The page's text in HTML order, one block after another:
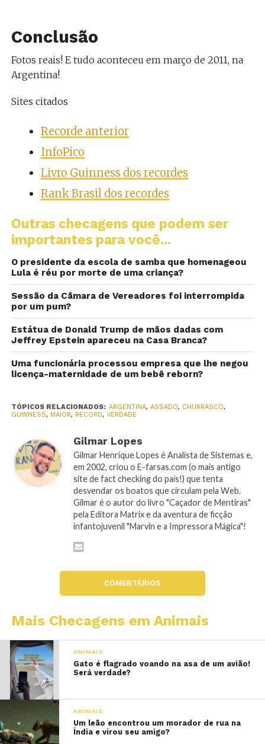
Conclusão
Fotos reais! E tudo aconteceu em março de 2011, na
Argentina!
Sites citados
Recorde anterior
InfoPico
Livro Guinness dos recordes
Rank Brasil dos recordes
Outras checagens que podem ser
importantes para você...
O presidente da escola de samba que homenageou
Lula é réu por morte de uma criança?
Sessão da Câmara de Vereadores foi interrompida
por um pum?
Estátua de Donald Trump de mãos dadas com
Jeffrey Epstein apareceu na Casa Branca?
Uma funcionária processou empresa que lhe negou
licença-maternidade de um bebê reborn?
TÓPICOS RELACIONADOS: ARGENTINA, ASSADO, CHURRASCO,
GUINNESS, MAIOR, RECORD, VERDADE
Gilmar Lopes
Gilmar Henrique Lopes é Analista de Sistemas e,
em 2002, criou o E-farsas.com (o mais antigo
site de fact checking do país!) que tenta
desvendar os boatos que circulam pela Web.
Gilmar é o autor do livro "Caçador de Mentiras"
pela Editora Matrix e da aventura de ficção
infantojuvenil "Marvin e a Impressora Mágica"!
COMENTÁRIOS
Mais Checagens em Animais
ANIMAIS
Gato é flagrado voando na asa de um avião!
Será verdade?
ANIMAIS
Um leão encontrou um morador de rua na
Índia e virou seu amigo?